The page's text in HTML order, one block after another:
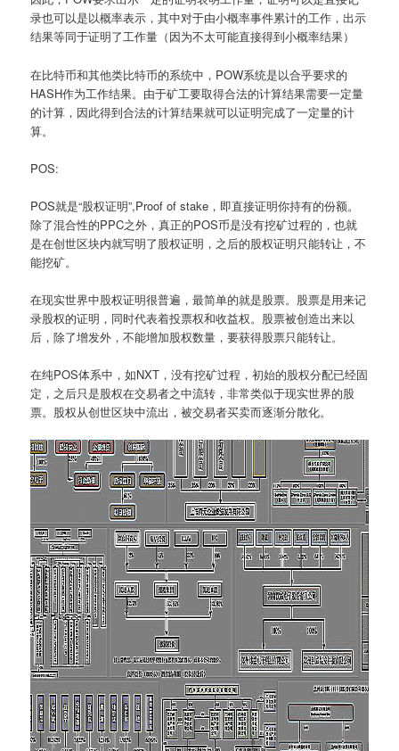
录也可以是以概率表示，其中对于由小概率事件累计的工作，出示
结果等同于证明了工作量（因为不太可能直接得到小概率结果）
在比特币和其他类比特币的系统中，POW系统是以合乎要求的
HASH作为工作结果。由于矿工要取得合法的计算结果需要一定量
的计算，因此得到合法的计算结果就可以证明完成了一定量的计
算。
POS:
POS就是“股权证明”,Proof of stake，即直接证明你持有的份额。
除了混合性的PPC之外，真正的POS币是没有挖矿过程的，也就
是在创世区块内就写明了股权证明，之后的股权证明只能转让，不
能挖矿。
在现实世界中股权证明很普遍，最简单的就是股票。股票是用来记
录股权的证明，同时代表着投票权和收益权。股票被创造出来以
后，除了增发外，不能增加股权数量，要获得股票只能转让。
在纯POS体系中，如NXT，没有挖矿过程，初始的股权分配已经固
定，之后只是股权在交易者之中流转，非常类似于现实世界的股
票。股权从创世区块中流出，被交易者买卖而逐渐分散化。